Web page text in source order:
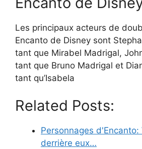
Les principaux acteurs de
Encanto de Disney sont
tant que Mirabel Madrigal,
tant que Bruno Madrigal et
tant qu’Isabela
Related Posts:
Personnages d'Encanto:
derrière eux…